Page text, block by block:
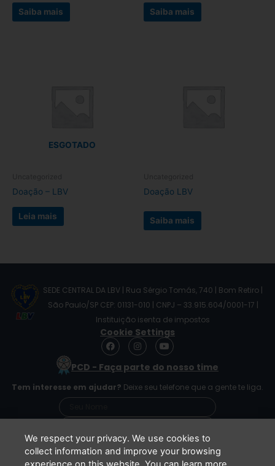
Saiba mais
do
produto
Saiba mais
do
produto
ESGOTADO
Doação – LBV
Leia mais
Doação LBV
Saiba mais
SEDE CENTRAL DA LBV | Rua Sérgio Tomás, 740 | Bom Retiro |
São Paulo/SP CEP: 01131-010 | CNPJ – 33.915.604/0001-17 |
Instituição isenta de impostos
Cookie Settings
F
a
e
o
o
I
n
s
t
g
r
m
Y
o
t
b
e
PCD - Faça parte do nosso time
Tem interesse em ajudar? Deixe seu telefone que a gente te liga.
We respect your privacy. We use cookies to
collect information and improve your browsing